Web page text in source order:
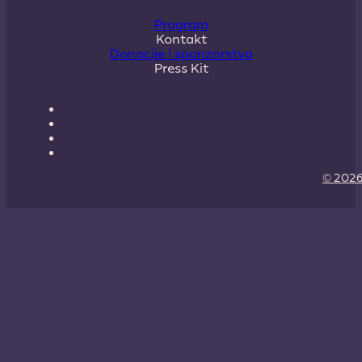
Program
Kontakt
Donacije i sponzorstva
Press Kit
©